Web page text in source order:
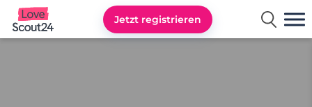
Lovescout24
Jetzt registrieren